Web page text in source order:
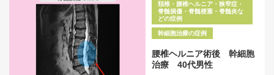
頚椎・腰椎ヘルニア・狭窄症・
脊髄損傷・脊髄梗塞・脊髄炎な
どの症例
幹細胞治療の症例
腰椎ヘルニア術後 幹細胞
治療 40代男性